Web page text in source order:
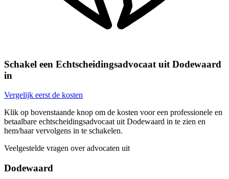
Schakel een Echtscheidingsadvocaat uit Dodewaard
in
Vergelijk eerst de kosten
Klik op bovenstaande knop om de kosten voor een professionele en
betaalbare echtscheidingsadvocaat uit Dodewaard in te zien en
hem/haar vervolgens in te schakelen.
Veelgestelde vragen over advocaten uit
Dodewaard